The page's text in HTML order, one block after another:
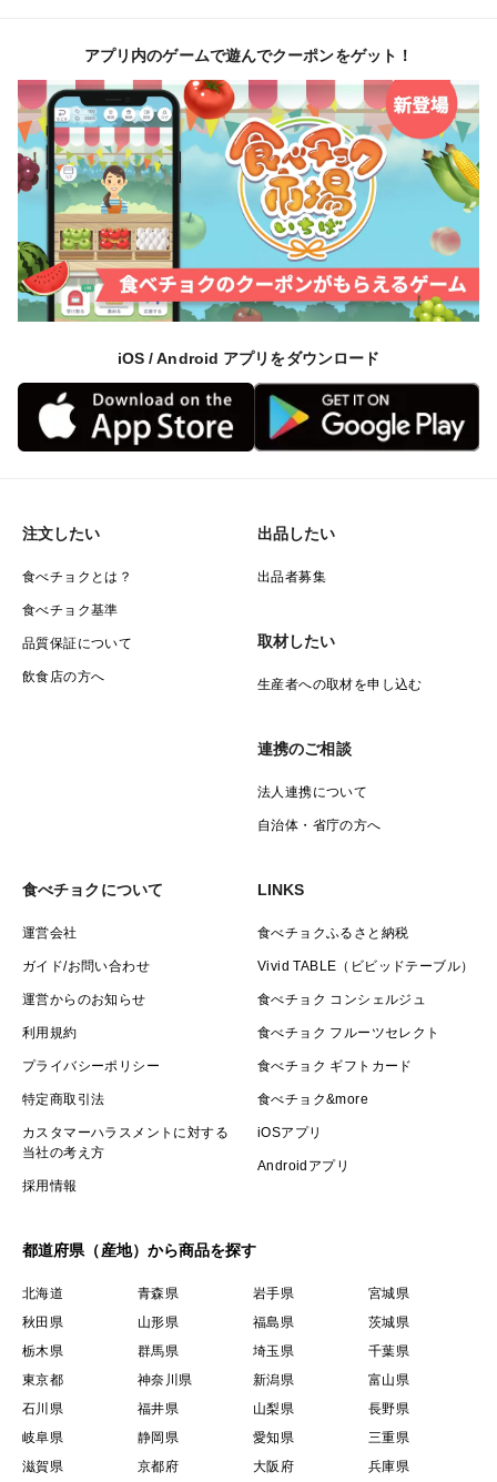
アプリ内のゲームで遊んでクーポンをゲット！
iOS / Android アプリをダウンロード
注文したい
食べチョクとは？
食べチョク基準
品質保証について
飲食店の方へ
出品したい
出品者募集
取材したい
生産者への取材を申し込む
連携のご相談
法人連携について
自治体・省庁の方へ
食べチョクについて
運営会社
ガイド/お問い合わせ
運営からのお知らせ
利用規約
プライバシーポリシー
特定商取引法
カスタマーハラスメントに対する
当社の考え方
採用情報
LINKS
食べチョクふるさと納税
Vivid TABLE（ビビッドテーブル）
食べチョク コンシェルジュ
食べチョク フルーツセレクト
食べチョク ギフトカード
食べチョク&more
iOSアプリ
Androidアプリ
都道府県（産地）から商品を探す
北海道 青森県 岩手県
宮城県
秋田県
山形県 福島県
茨城県
栃木県
群馬県 埼玉県
千葉県
東京都
神奈川県 新潟県
富山県
石川県
福井県 山梨県
長野県
岐阜県
静岡県 愛知県
三重県
滋賀県
京都府 大阪府 兵庫県